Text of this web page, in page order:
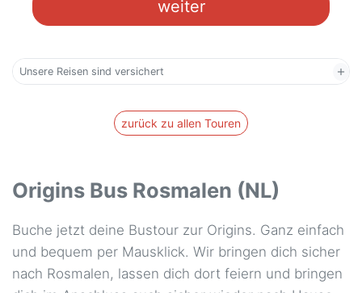
Münster - ZOB 59,00 €
Oberhausen - Turbinenhalle
Osnabrück
Flughafenstraße 346, 70629
Stuttgart
05.12.2026 ca. 01:15 Uhr
weiter
Unsere Reisen sind versichert
zurück zu allen Touren
Origins Bus Rosmalen (NL)
Buche jetzt deine Bustour zur Origins. Ganz einfach
und bequem per Mausklick. Wir bringen dich sicher
nach Rosmalen, lassen dich dort feiern und bringen